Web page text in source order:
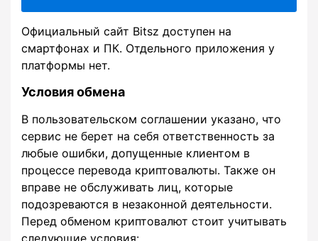
Официальный сайт Bitsz доступен на
смартфонах и ПК. Отдельного приложения у
платформы нет.
Условия обмена
В пользовательском соглашении указано, что
сервис не берет на себя ответственность за
любые ошибки, допущенные клиентом в
процессе перевода криптовалюты. Также он
вправе не обслуживать лиц, которые
подозреваются в незаконной деятельности.
Перед обменом криптовалют стоит учитывать
следующие условия: